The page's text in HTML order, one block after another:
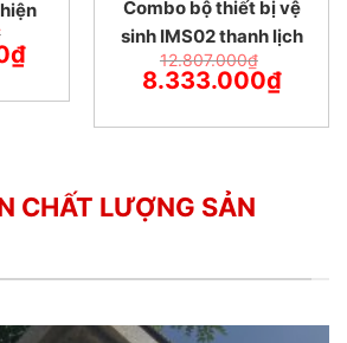
₫
Combo bộ thiết bị vệ
sinh IMS02 thanh lịch
12.807.000₫
8.333.000₫
CHẤT LƯỢNG SẢN